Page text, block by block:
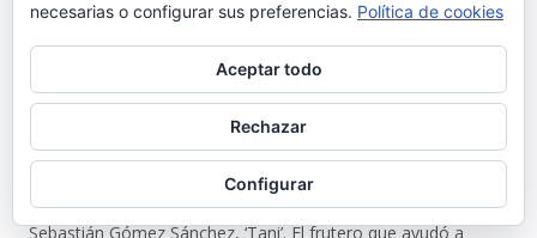
¿Dónde está Calleja? #6.659
Carta protesta a Don Pedro Muñoz Seca #6.658
El antiguo campo del Racing y la iniciativa solidaria de Elías
Sebastián Gómez Sánchez, ‘Tani’. El frutero que ayudó a
necesarias o configurar sus preferencias. Política de cookies
Aceptar todo
Rechazar
Configurar